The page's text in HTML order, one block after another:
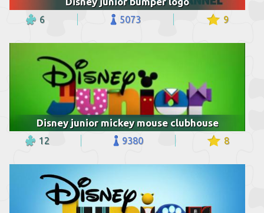
6 5073 9
Disney junior mickey mouse clubhouse
12 9380 8